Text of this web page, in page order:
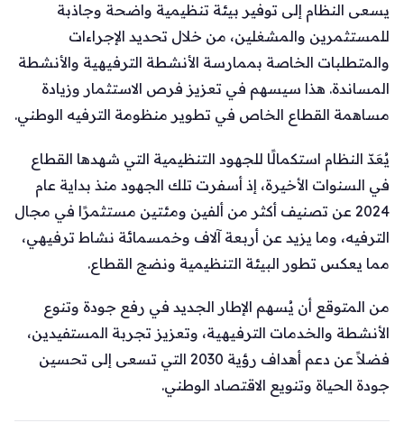
يسعى النظام إلى توفير بيئة تنظيمية واضحة وجاذبة
للمستثمرين والمشغلين، من خلال تحديد الإجراءات
والمتطلبات الخاصة بممارسة الأنشطة الترفيهية والأنشطة
المساندة. هذا سيسهم في تعزيز فرص الاستثمار وزيادة
مساهمة القطاع الخاص في تطوير منظومة الترفيه الوطني.
يُعَدّ النظام استكمالًا للجهود التنظيمية التي شهدها القطاع
في السنوات الأخيرة، إذ أسفرت تلك الجهود منذ بداية عام
2024 عن تصنيف أكثر من ألفين ومئتين مستثمرًا في مجال
الترفيه، وما يزيد عن أربعة آلاف وخمسمائة نشاط ترفيهي،
مما يعكس تطور البيئة التنظيمية ونضج القطاع.
من المتوقع أن يُسهم الإطار الجديد في رفع جودة وتنوع
الأنشطة والخدمات الترفيهية، وتعزيز تجربة المستفيدين،
فضلاً عن دعم أهداف رؤية 2030 التي تسعى إلى تحسين
جودة الحياة وتنويع الاقتصاد الوطني.